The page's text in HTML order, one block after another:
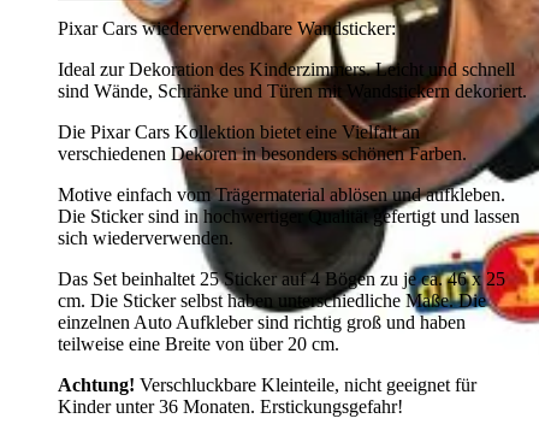
Pixar Cars wiederverwendbare Wandsticker:
Ideal zur Dekoration des Kinderzimmers. Leicht und schnell
sind Wände, Schränke und Türen mit Wandstickern dekoriert.
Die Pixar Cars Kollektion bietet eine Vielfalt an
verschiedenen Dekoren in besonders schönen Farben.
Motive einfach vom Trägermaterial ablösen und aufkleben.
Die Sticker sind in hochwertiger Qualität gefertigt und lassen
sich wiederverwenden.
Das Set beinhaltet 25 Sticker auf 4 Bögen zu je ca. 46 x 25
cm. Die Sticker selbst haben unterschiedliche Maße. Die
einzelnen Auto Aufkleber sind richtig groß und haben
teilweise eine Breite von über 20 cm.
Achtung! Verschluckbare Kleinteile, nicht geeignet für
Kinder unter 36 Monaten. Erstickungsgefahr!